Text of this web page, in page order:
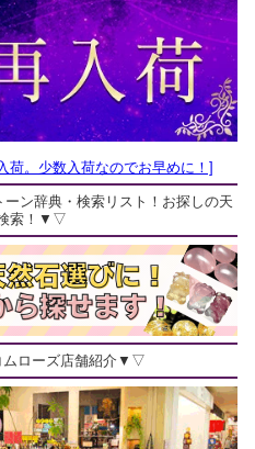
荷。少数入荷なのでお早めに！]
ン辞典・検索リスト！お探しの天
索！▼▽
ローズ店舗紹介▼▽